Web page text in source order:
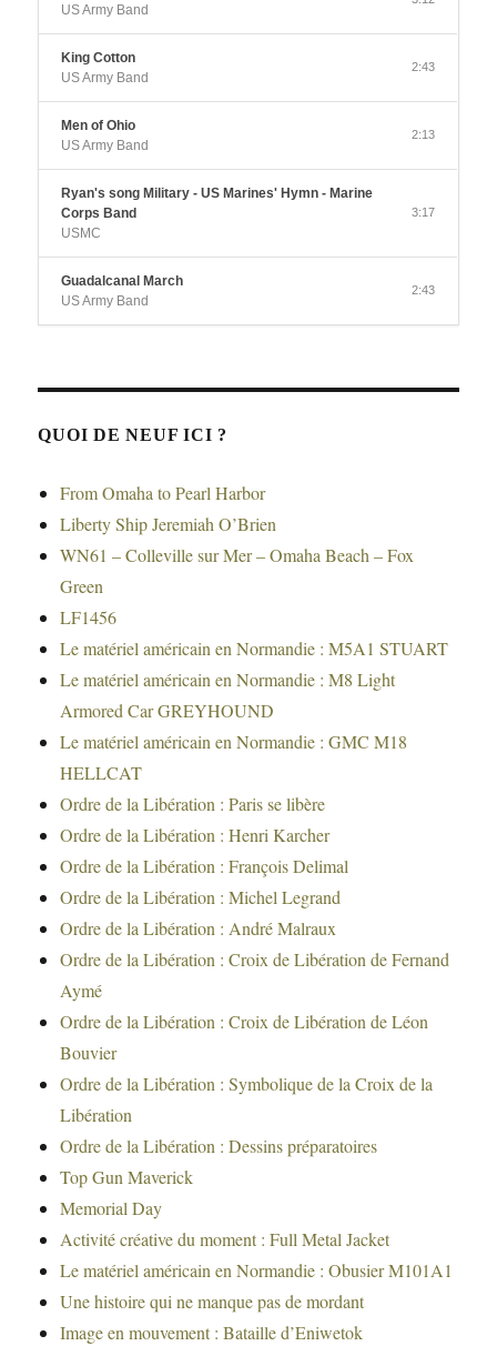
US Army Band
King Cotton
US Army Band
2:43
Men of Ohio
US Army Band
2:13
Ryan's song Military - US Marines' Hymn - Marine
Corps Band
USMC
3:17
Guadalcanal March
US Army Band
2:43
QUOI DE NEUF ICI ?
From Omaha to Pearl Harbor
Liberty Ship Jeremiah O’Brien
WN61 – Colleville sur Mer – Omaha Beach – Fox
Green
LF1456
Le matériel américain en Normandie : M5A1 STUART
Le matériel américain en Normandie : M8 Light
Armored Car GREYHOUND
Le matériel américain en Normandie : GMC M18
HELLCAT
Ordre de la Libération : Paris se libère
Ordre de la Libération : Henri Karcher
Ordre de la Libération : François Delimal
Ordre de la Libération : Michel Legrand
Ordre de la Libération : André Malraux
Ordre de la Libération : Croix de Libération de Fernand
Aymé
Ordre de la Libération : Croix de Libération de Léon
Bouvier
Ordre de la Libération : Symbolique de la Croix de la
Libération
Ordre de la Libération : Dessins préparatoires
Top Gun Maverick
Memorial Day
Activité créative du moment : Full Metal Jacket
Le matériel américain en Normandie : Obusier M101A1
Une histoire qui ne manque pas de mordant
Image en mouvement : Bataille d’Eniwetok